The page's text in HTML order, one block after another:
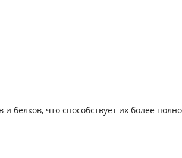
белков, что способствует их более